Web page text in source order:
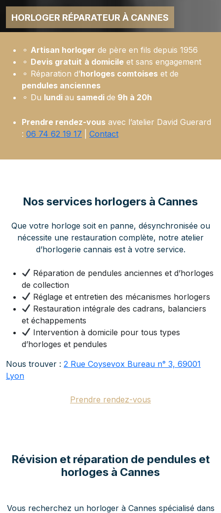
HORLOGER RÉPARATEUR À CANNES
⚬ Artisan horloger de père en fils depuis 1956
⚬ Devis gratuit à domicile et sans engagement
⚬ Réparation d’horloges comtoises et de
pendules anciennes
⚬ Du lundi au samedi de 9h à 20h
Prendre rendez-vous avec l’atelier David Guerard
: 06 74 62 19 17 Contact
Nos services horlogers à Cannes
Que votre horloge soit en panne, désynchronisée ou
nécessite une restauration complète, notre atelier
d’horlogerie cannais est à votre service.
Réparation de pendules anciennes et d’horloges
de collection
Réglage et entretien des mécanismes horlogers
Restauration intégrale des cadrans, balanciers
et échappements
Intervention à domicile pour tous types
d’horloges et pendules
Nous trouver : 2 Rue Coysevox Bureau n° 3, 69001
Lyon
Prendre rendez-vous
Révision et réparation de pendules et
horloges à Cannes
Vous recherchez un horloger à Cannes spécialisé dans